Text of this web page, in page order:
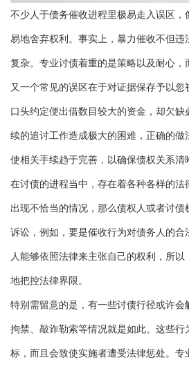
不少人于债务催收进程里极易走入误区，
易地舍弃权利。事实上，暴力催收不但
复杂。专业讨债着重的是策略以及耐心，
又一个常见的误区在于对证据保存予以
口头约定便出借数目较大的资金，却欠
续的追讨工作造成极大的困难，正确的
使相关手续趋于完善，以确保债权关系清
在讨债的进程当中，存在着各种各样的
出现不恰当的情况，那么债权人或者讨
诉讼，例如，要是催收行为对债务人的合
人能够依照法律来主张自己的权利，所
地把控法律界限。
特别需留意的是，有一些讨债行径或许
拘禁、敲诈勒索等情况就是如此。这些行
标，而且会致使实施者遭受法律惩处。专